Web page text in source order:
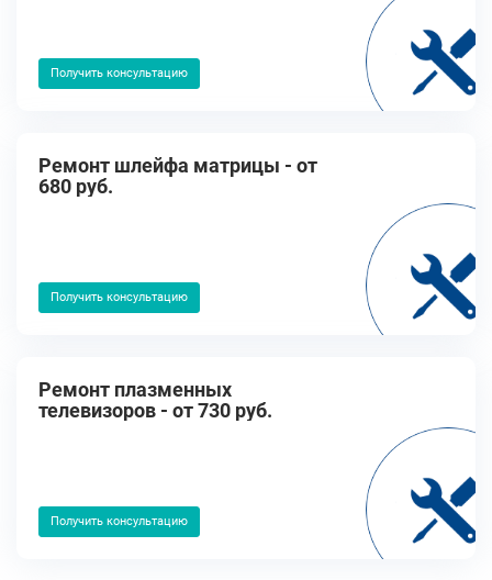
Получить консультацию
Ремонт шлейфа матрицы - от
680 руб.
Получить консультацию
Ремонт плазменных
телевизоров - от 730 руб.
Получить консультацию